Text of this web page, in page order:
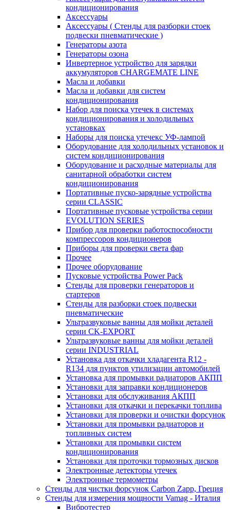
кондиционирования
Аксессуары
Аксессуары ( Стенды для разборки стоек
подвески пневматические )
Генераторы азота
Генераторы озона
Инвертерное устройство для зарядки
аккумуляторов CHARGEMATE LINE
Масла и добавки
Масла и добавки для систем
кондиционирования
Набор для поиска утечек в системах
кондиционирования и холодильных
установках
Наборы для поиска утечекс УФ-лампой
Оборудование для холодильных установок и
систем кондиционирования
Оборудование и расходные материалы для
санитарной обработки систем
кондиционирования
Портативные пуско-зарядные устройства
серии CLASSIC
Портативные пусковые устройства серии
EVOLUTION SERIES
Прибор для проверки работоспособности
компрессоров кондиционеров
Приборы для проверки света фар
Прочее
Прочее оборудование
Пусковые устройства Power Pack
Стенды для проверки генераторов и
стартеров
Стенды для разборки стоек подвески
пневматические
Ультразвуковые ванны для мойки деталей
серии CK-EXPORT
Ультразвуковые ванны для мойки деталей
серии INDUSTRIAL
Установка для откачки хладагента R12 -
R134 для пунктов утилизации автомобилей
Установка для промывки радиаторов АКПП
Установки для заправки кондиционеров
Установки для обслуживания АКПП
Установки для откачки и перекачки топлива
Установки для проверки и очистки форсунок
Установки для промывки радиаторов и
топливных систем
Установки для промывки систем
кондиционирования
Установки для проточки тормозных дисков
Электронные детекторы утечек
Электронные термометры
Стенды для чистки форсунок Carbon Zapp, Греция
Стенды для измерения мощности Vamag - Италия
Вибротестер